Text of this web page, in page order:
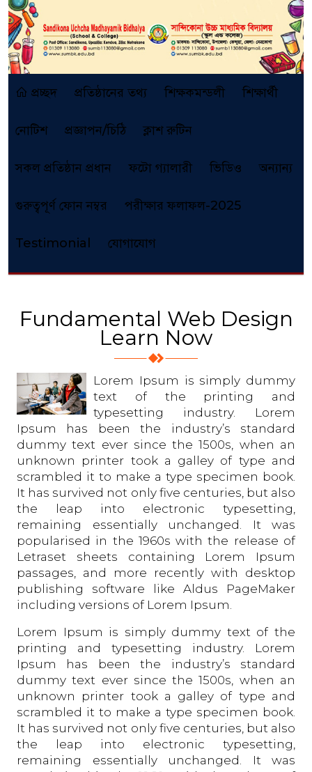
প্রচ্ছদ প্রতিষ্ঠানের তথ্য শিক্ষকমন্ডলী শিক্ষার্থী
নোটিশ প্রজ্ঞাপন/চিঠি ক্লাশ রুটিন
সকল প্রতিষ্ঠান প্রধান ফটো গ্যালারী ভিডিও অন্যান্য
গুরুত্বপূর্ণ ফোন নম্বর পরীক্ষার ফলাফল-2025
Testimonial যোগাযোগ
Fundamental Web Design
Learn Now
Lorem Ipsum is simply dummy
text of the printing and
typesetting industry. Lorem
Ipsum has been the industry’s standard
dummy text ever since the 1500s, when an
unknown printer took a galley of type and
scrambled it to make a type specimen book.
It has survived not only five centuries, but also
the leap into electronic typesetting,
remaining essentially unchanged. It was
popularised in the 1960s with the release of
Letraset sheets containing Lorem Ipsum
passages, and more recently with desktop
publishing software like Aldus PageMaker
including versions of Lorem Ipsum.
Lorem Ipsum is simply dummy text of the
printing and typesetting industry. Lorem
Ipsum has been the industry’s standard
dummy text ever since the 1500s, when an
unknown printer took a galley of type and
scrambled it to make a type specimen book.
It has survived not only five centuries, but also
the leap into electronic typesetting,
remaining essentially unchanged. It was